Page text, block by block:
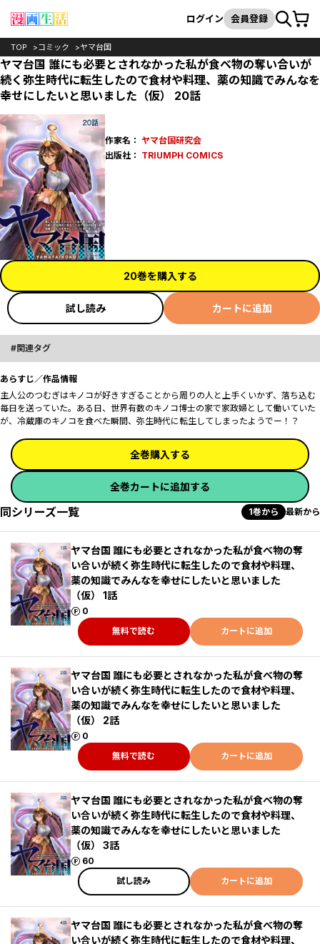
検索
ログイン 会員登録カート
TOP コミック ヤマ台国
ヤマ台国 誰にも必要とされなかった私が食べ物の奪い合いが
続く弥生時代に転生したので食材や料理、薬の知識でみんなを
幸せにしたいと思いました（仮） 20話
作家名： ヤマ台国研究会
出版社： TRIUMPH COMICS
20巻を購入する
試し読み カートに追加
関連タグ
あらすじ／作品情報
主人公のつむぎはキノコが好きすぎることから周りの人と上手くいかず、落ち込む
毎日を送っていた。ある日、世界有数のキノコ博士の家で家政婦として働いていた
が、冷蔵庫のキノコを食べた瞬間、弥生時代に転生してしまったようでー！？
全巻購入する
全巻カートに追加する
同シリーズ一覧 1巻から 最新から
ヤマ台国 誰にも必要とされなかった私が食べ物の奪
い合いが続く弥生時代に転生したので食材や料理、
薬の知識でみんなを幸せにしたいと思いました
（仮） 1話
0
ポイント
無料で読む
カートに追加
ヤマ台国 誰にも必要とされなかった私が食べ物の奪
い合いが続く弥生時代に転生したので食材や料理、
薬の知識でみんなを幸せにしたいと思いました
（仮） 2話
0
ポイント
無料で読む
カートに追加
ヤマ台国 誰にも必要とされなかった私が食べ物の奪
い合いが続く弥生時代に転生したので食材や料理、
薬の知識でみんなを幸せにしたいと思いました
（仮） 3話
60
ポイント
試し読み
カートに追加
ヤマ台国 誰にも必要とされなかった私が食べ物の奪
い合いが続く弥生時代に転生したので食材や料理、